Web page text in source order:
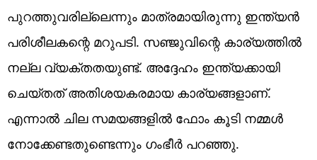
പുറത്തുവരില്ലെന്നും മാത്രമായിരുന്നു ഇന്ത്യന്‍
പരിശീലകന്റെ മറുപടി. സഞ്ജുവിന്റെ കാര്യത്തിൽ
നല്ല വ്യക്തതയുണ്ട്. അദ്ദേഹം ഇന്ത്യക്കായി
ചെയ്തത് അതിശയകരമായ കാര്യങ്ങളാണ്.
എന്നാൽ ചില സമയങ്ങളിൽ ഫോം കൂടി നമ്മൾ
നോക്കേണ്ടതുണ്ടെന്നും ഗംഭീര്‍ പറഞ്ഞു.